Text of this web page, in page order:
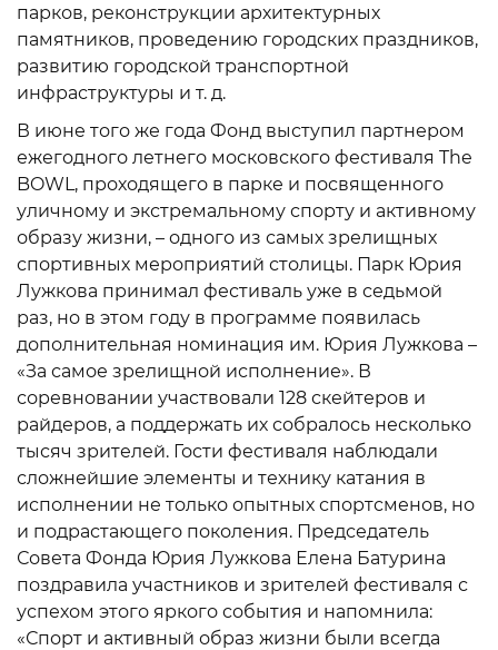
парков, реконструкции архитектурных
памятников, проведению городских праздников,
развитию городской транспортной
инфраструктуры и т. д.
В июне того же года Фонд выступил партнером
ежегодного летнего московского фестиваля The
BOWL, проходящего в парке и посвященного
уличному и экстремальному спорту и активному
образу жизни, – одного из самых зрелищных
спортивных мероприятий столицы. Парк Юрия
Лужкова принимал фестиваль уже в седьмой
раз, но в этом году в программе появилась
дополнительная номинация им. Юрия Лужкова –
«За самое зрелищной исполнение». В
соревновании участвовали 128 скейтеров и
райдеров, а поддержать их собралось несколько
тысяч зрителей. Гости фестиваля наблюдали
сложнейшие элементы и технику катания в
исполнении не только опытных спортсменов, но
и подрастающего поколения. Председатель
Совета Фонда Юрия Лужкова Елена Батурина
поздравила участников и зрителей фестиваля с
успехом этого яркого события и напомнила:
«Спорт и активный образ жизни были всегда